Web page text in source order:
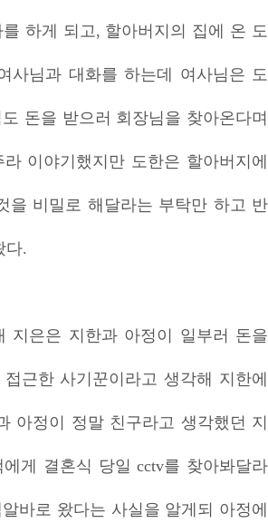
하게 되고, 할아버지의 집에 온 도
사님과 대화를 하는데 여사님은 도
돈을 받으러 회장님을 찾아온다며
이야기했지만 도한은 할아버지에
을 비밀로 해달라는 부탁만 하고 반
다.
지은은 지한과 아정이 일부러 돈을
근한 사기꾼이라고 생각해 지한에
아정이 정말 친구라고 생각했던 지
게 결혼식 당일 cctv를 찾아봐달라
바로 왔다는 사실을 알게되 아정에